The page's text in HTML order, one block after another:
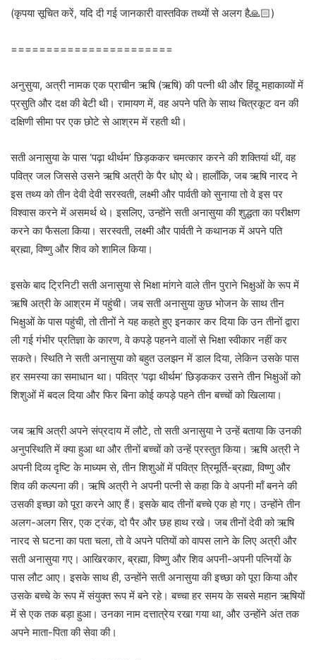
(कृपया सूचित करें, यदि दी गई जानकारी वास्तविक तथ्यों से अलग है🙏🏻)
=======================
अनुसुया, अत्री नामक एक प्राचीन ऋषि (ऋषि) की पत्नी थी और हिंदू महाकाव्यों में
प्रसुति और दक्ष की बेटी थी। रामायण में, वह अपने पति के साथ चित्रकूट वन की
दक्षिणी सीमा पर एक छोटे से आश्रम में रहती थी।
सती अनासुया के पास ‘पढ़ा थीर्थम’ छिड़ककर चमत्कार करने की शक्तियां थीं, वह
पवित्र जल जिससे उसने ऋषि अत्री के पैर धोए थे। हालाँकि, जब ऋषि नारद ने
इस तथ्य को तीन देवी देवी सरस्वती, लक्ष्मी और पार्वती को सुनाया तो वे इस पर
विश्वास करने में असमर्थ थे। इसलिए, उन्होंने सती अनासुया की शुद्धता का परीक्षण
करने का फैसला किया। सरस्वती, लक्ष्मी और पार्वती ने कथानक में अपने पति
ब्रह्मा, विष्णु और शिव को शामिल किया।
इसके बाद ट्रिनिटी सती अनासुया से भिक्षा मांगने वाले तीन पुराने भिक्षुओं के रूप में
ऋषि अत्री के आश्रम में पहुंची। जब सती अनासुया कुछ भोजन के साथ तीन
भिक्षुओं के पास पहुंची, तो तीनों ने यह कहते हुए इनकार कर दिया कि उन तीनों द्वारा
ली गई गंभीर प्रतिज्ञा के कारण, वे कपड़े पहनने वालों से भिक्षा स्वीकार नहीं कर
सकते। स्थिति ने सती अनासुया को बहुत उलझन में डाल दिया, लेकिन उसके पास
हर समस्या का समाधान था। पवित्र ‘पढ़ा थीर्थम’ छिड़ककर उसने तीन भिक्षुओं को
शिशुओं में बदल दिया और फिर बिना कोई कपड़े पहने तीन बच्चों को खिलाया।
जब ऋषि अत्री अपने संप्रदाय में लौटे, तो सती अनासुया ने उन्हें बताया कि उनकी
अनुपस्थिति में क्या हुआ था और तीनों बच्चों को उन्हें प्रस्तुत किया। ऋषि अत्री ने
अपनी दिव्य दृष्टि के माध्यम से, तीन शिशुओं में पवित्र त्रिमूर्ति-ब्रह्मा, विष्णु और
शिव की कल्पना की। ऋषि अत्री ने अपनी पत्नी से कहा कि वे अपनी माँ बनने की
उसकी इच्छा को पूरा करने आए हैं। इसके बाद तीनों बच्चे एक हो गए। उन्होंने तीन
अलग-अलग सिर, एक ट्रंक, दो पैर और छह हाथ रखे। जब तीनों देवी को ऋषि
नारद से घटना का पता चला, तो वे अपने पतियों को वापस लाने के लिए अत्री और
सती अनासुया गए। आखिरकार, ब्रह्मा, विष्णु और शिव अपनी-अपनी पत्नियों के
पास लौट आए। इसके साथ ही, उन्होंने सती अनासुया की इच्छा को पूरा किया और
उसके बच्चे के रूप में संयुक्त रूप में बने रहे। बच्चा हर समय के सबसे महान ऋषियों
में से एक तक बड़ा हुआ। उनका नाम दत्तात्रेय रखा गया था, और उन्होंने अंत तक
अपने माता-पिता की सेवा की।